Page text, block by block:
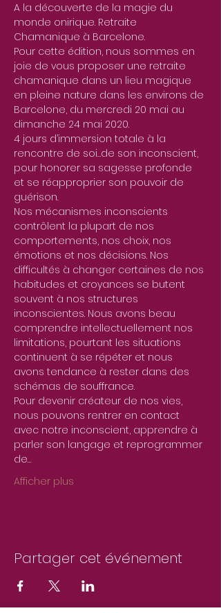
A la découverte de la magie du
monde onirique. Retraite
Chamanique à Barcelone.
Pour cette édition, nous sommes en
joie de vous proposer une retraite
chamanique dans un lieu magique
en pleine nature dans les environs de
Barcelone, du mercredi 20 mai au
dimanche 24 mai 2020.
4 jours d’immersion totale à la
rencontre de soi…de son inconscient,
pour honorer sa sagesse profonde
et se réapproprier son pouvoir de
guérison.
Nos mécanismes inconscients
contrôlent la plupart de nos
comportements, nos choix, nos
émotions et nos décisions. Nos
difficultés à changer certaines de nos
habitudes et croyances se butent
souvent à nos structures
inconscientes. Nous avons beau
comprendre intellectuellement nos
limitations, pourtant les situations
continuent à se répéter et nous
avons tendance à rester dans des
schémas de souffrance.
Pour devenir créateur de nos vies,
nous pouvons rentrer en contact
avec notre inconscient, apprendre à
parler son langage et reprogrammer
de…
Afficher plus
Partager cet événement